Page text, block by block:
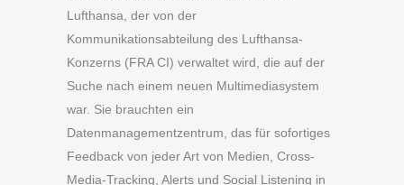
Lufthansa, der von der
Kommunikationsabteilung des Lufthansa-
Konzerns (FRA CI) verwaltet wird, die auf der
Suche nach einem neuen Multimediasystem
war. Sie brauchten ein
Datenmanagementzentrum, das für sofortiges
Feedback von jeder Art von Medien, Cross-
Media-Tracking, Alerts und Social Listening in